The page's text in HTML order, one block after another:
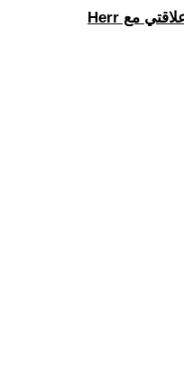
(5) الهامش الأخير بعد ان قطعت علاقتي مع Herr